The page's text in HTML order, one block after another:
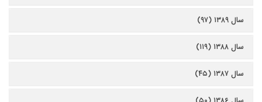
سال ۱۳۸۹ (۹۷)
سال ۱۳۸۸ (۱۱۹)
سال ۱۳۸۷ (۴۵)